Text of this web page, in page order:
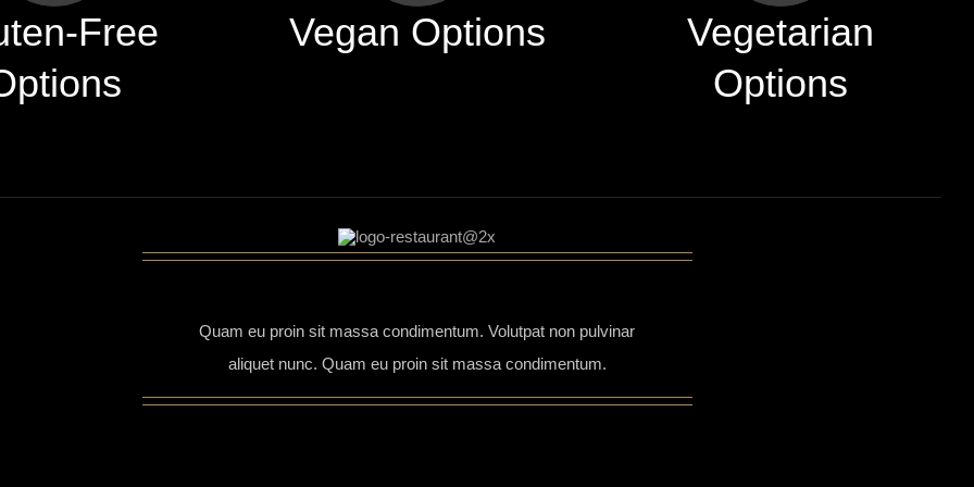
Free
Vegan Options
Vegetarian
Options
Quam eu proin sit massa condimentum. Volutpat non pulvinar
aliquet nunc. Quam eu proin sit massa condimentum.